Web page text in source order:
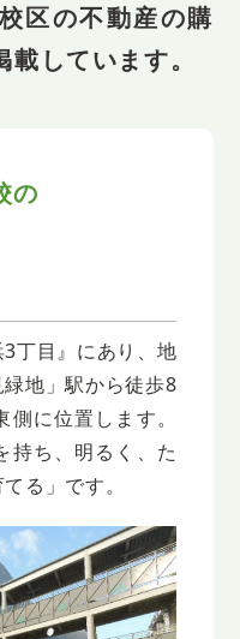
区の不動産の購
しています。
の
3丁目』にあり、地
地」駅から徒歩8
に位置します。
持ち、明るく、た
る」です。